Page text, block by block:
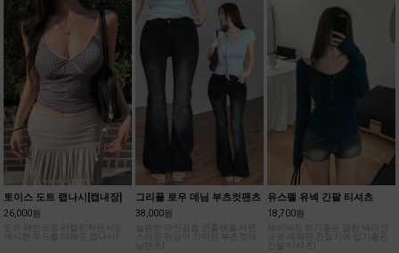
토이스 도트 랩나시[캡내장]
도트 패턴으로 러블리하면서도
섹시한 무드를 더해준 캡나시!
그리플 로우 데님 부츠컷팬츠
슬림한 라인감을 연출해줄 자연
스러운 워싱이 가미된 부츠컷데
유스펠 유넥 긴팔 티셔츠
레이어드 하기좋은 딥한 넥라인
으로 제작된 간절기에 입기좋은